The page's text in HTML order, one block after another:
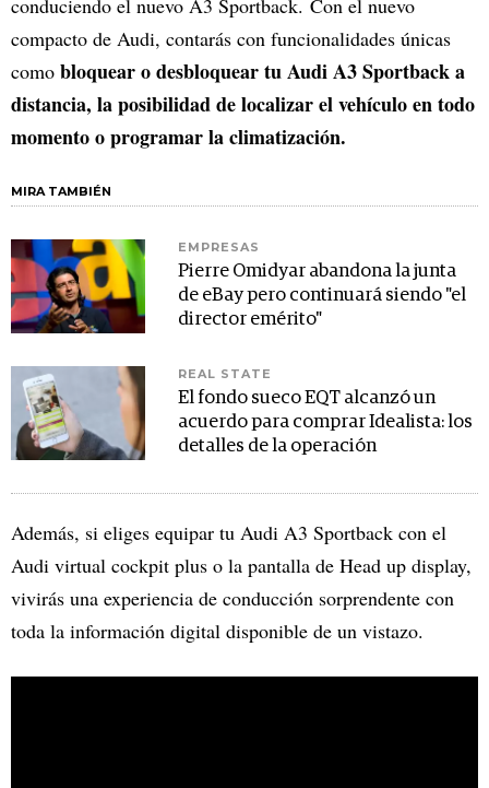
conduciendo el nuevo A3 Sportback. Con el nuevo
compacto de Audi, contarás con funcionalidades únicas
como bloquear o desbloquear tu Audi A3 Sportback a
distancia, la posibilidad de localizar el vehículo en todo
momento o programar la climatización.
MIRA TAMBIÉN
EMPRESAS
Pierre Omidyar abandona la junta
de eBay pero continuará siendo "el
director emérito"
REAL STATE
El fondo sueco EQT alcanzó un
acuerdo para comprar Idealista: los
detalles de la operación
Además, si eliges equipar tu Audi A3 Sportback con el
Audi virtual cockpit plus o la pantalla de Head up display,
vivirás una experiencia de conducción sorprendente con
toda la información digital disponible de un vistazo.